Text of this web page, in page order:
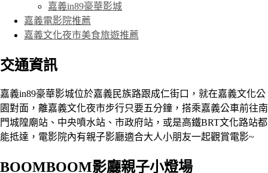
嘉義in89豪華影城
嘉義電影院推薦
嘉義文化夜市美食旅遊推薦
交通資訊
嘉義in89豪華影城位於嘉義民族路跟成仁街口，就在嘉義文化公
園對面，離嘉義文化夜市步行只要五分鐘，搭乘嘉義公車前往南
門城隍廟站、中央噴水站、市政府站，或是高鐵BRT文化路站都
能抵達，電影院內有親子影廳適合大人小朋友一起觀賞電影~
BOOMBOOM影廳親子小燈場